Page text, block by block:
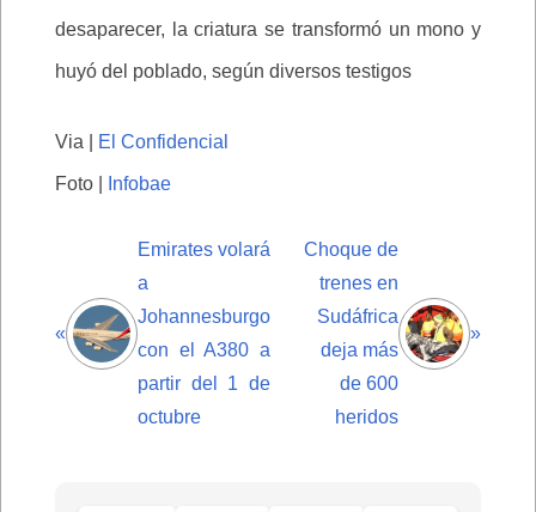
desaparecer, la criatura se transformó un mono y
huyó del poblado, según diversos testigos
Via | El Confidencial
Foto | Infobae
«
Emirates volará
a
Johannesburgo
con el A380 a
partir del 1 de
octubre
Choque de
trenes en
Sudáfrica
deja más
de 600
heridos
»